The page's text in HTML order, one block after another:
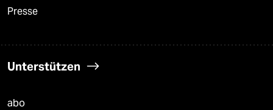
Presse
Unterstützen
abo